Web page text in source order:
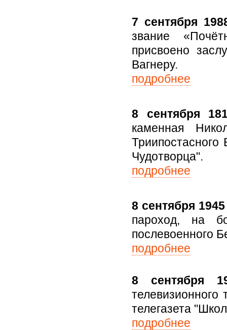
7 сентября
звание
присвоено
Вагнеру.
подробнее
8 сентября
каменная
Триипостасного
Чудотворца".
подробнее
8 сентября 1945
пароход, на
послевоенного
подробнее
8 сентября
телевизионного
телегазета
подробнее